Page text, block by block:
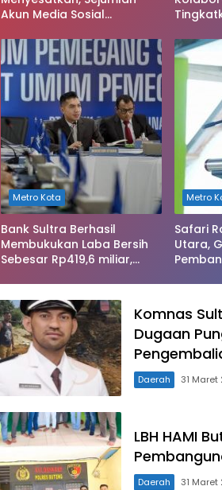
Akun Media Sosial
Metro Kota
Bank Sultra Berhasil
Membukukan Laba Bersih
Sebesar Rp419,6 miliar,
Metro
Safari
Utara,
Komnas
Dugaan
Daerah 31 Maret
LBH HAMI
Daerah 31 Maret